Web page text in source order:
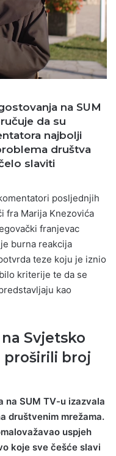
na SUM
da su
najbolji
društva
slaviti
posljednjih
fra Marija Knezovića
franjevac
burna reakcija
teze koju je iznio
kriterije te da se
kao
Svjetsko
proširili broj
na SUM TV-u izazvala
društvenim mrežama.
uspjeh
koje sve češće slavi